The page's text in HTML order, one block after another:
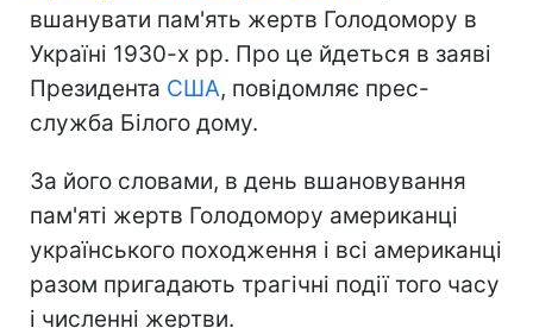
вшанувати пам'ять жертв Голодомору в
Україні 1930-х рр. Про це йдеться в заяві
Президента США, повідомляє прес-
служба Білого дому.
За його словами, в день вшановування
пам'яті жертв Голодомору американці
українського походження і всі американці
разом пригадають трагічні події того часу
і численні жертви.